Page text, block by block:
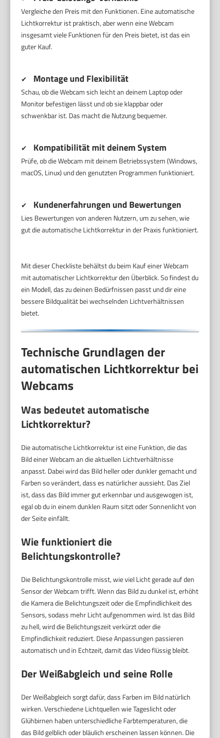
Vergleiche den Preis mit den Funktionen. Eine automatische
Lichtkorrektur ist praktisch, aber wenn eine Webcam
insgesamt viele Funktionen für den Preis bietet, ist das ein
guter Kauf.
✔ Montage und Flexibilität
Schau, ob die Webcam sich leicht an deinem Laptop oder
Monitor befestigen lässt und ob sie klappbar oder
schwenkbar ist. Das macht die Nutzung bequemer.
✔ Kompatibilität mit deinem System
Prüfe, ob die Webcam mit deinem Betriebssystem (Windows,
macOS, Linux) und den genutzten Programmen funktioniert.
✔ Kundenerfahrungen und Bewertungen
Lies Bewertungen von anderen Nutzern, um zu sehen, wie
gut die automatische Lichtkorrektur in der Praxis funktioniert.
Mit dieser Checkliste behältst du beim Kauf einer Webcam
mit automatischer Lichtkorrektur den Überblick. So findest du
ein Modell, das zu deinen Bedürfnissen passt und dir eine
bessere Bildqualität bei wechselnden Lichtverhältnissen
bietet.
Technische Grundlagen der
automatischen Lichtkorrektur bei
Webcams
Was bedeutet automatische
Lichtkorrektur?
Die automatische Lichtkorrektur ist eine Funktion, die das
Bild einer Webcam an die aktuellen Lichtverhältnisse
anpasst. Dabei wird das Bild heller oder dunkler gemacht und
Farben so verändert, dass es natürlicher aussieht. Das Ziel
ist, dass das Bild immer gut erkennbar und ausgewogen ist,
egal ob du in einem dunklen Raum sitzt oder Sonnenlicht von
der Seite einfällt.
Wie funktioniert die
Belichtungskontrolle?
Die Belichtungskontrolle misst, wie viel Licht gerade auf den
Sensor der Webcam trifft. Wenn das Bild zu dunkel ist, erhöht
die Kamera die Belichtungszeit oder die Empfindlichkeit des
Sensors, sodass mehr Licht aufgenommen wird. Ist das Bild
zu hell, wird die Belichtungszeit verkürzt oder die
Empfindlichkeit reduziert. Diese Anpassungen passieren
automatisch und in Echtzeit, damit das Video flüssig bleibt.
Der Weißabgleich und seine Rolle
Der Weißabgleich sorgt dafür, dass Farben im Bild natürlich
wirken. Verschiedene Lichtquellen wie Tageslicht oder
Glühbirnen haben unterschiedliche Farbtemperaturen, die
das Bild gelblich oder bläulich erscheinen lassen können. Die